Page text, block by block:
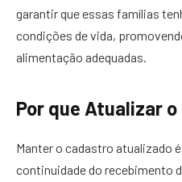
garantir que essas famílias
condições de vida,
alimentação adequadas.
Por que Atualizar
Manter o cadastro atualizado
continuidade do recebimento